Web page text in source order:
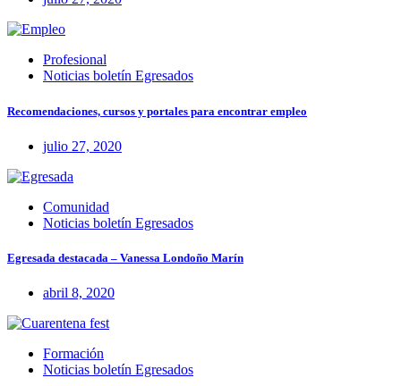
Profesional
Noticias boletín Egresados
Recomendaciones, cursos y portales para encontrar empleo
julio 27, 2020
Comunidad
Noticias boletín Egresados
Egresada destacada – Vanessa Londoño Marín
abril 8, 2020
Formación
Noticias boletín Egresados